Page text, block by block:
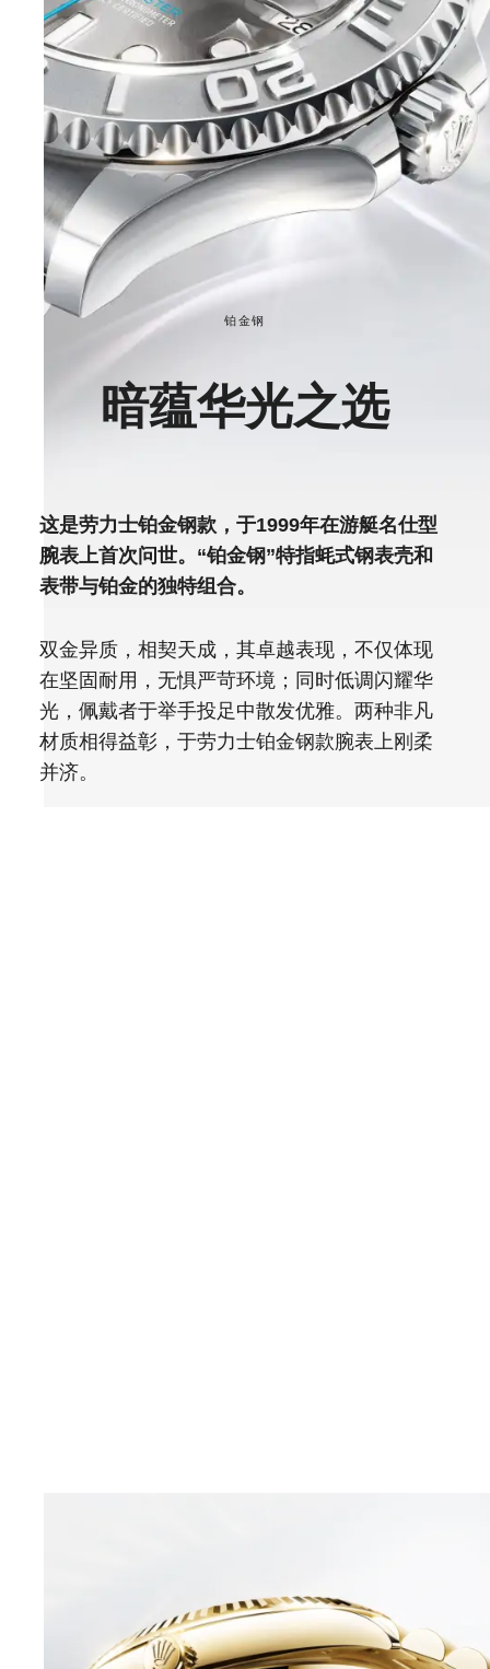
铂金钢
暗蕴华光之选
这是劳力士铂金钢款，于1999年在游艇名仕型
腕表上首次问世。“铂金钢”特指蚝式钢表壳和
表带与铂金的独特组合。
双金异质，相契天成，其卓越表现，不仅体现
在坚固耐用，无惧严苛环境；同时低调闪耀华
光，佩戴者于举手投足中散发优雅。两种非凡
材质相得益彰，于劳力士铂金钢款腕表上刚柔
并济。